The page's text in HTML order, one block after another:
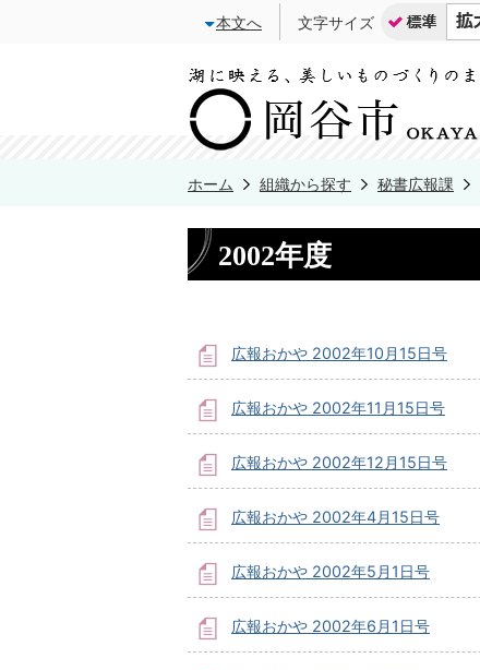
本文へ 文字サイズ
ホーム 組織から探す 秘書広報課
2002年度
広報おかや 2002年10月15日号
広報おかや 2002年11月15日号
広報おかや 2002年12月15日号
広報おかや 2002年4月15日号
広報おかや 2002年5月1日号
広報おかや 2002年6月1日号